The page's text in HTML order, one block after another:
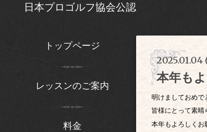
日本プロゴルフ協会公認
2025.01.04
本年も
明けましておめで
皆様にとって素
本年もよろしくお
トップページ
レッスンのご案内
料金